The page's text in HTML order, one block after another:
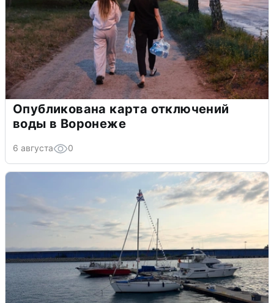
Опубликована карта отключений
воды в Воронеже
6 августа 0